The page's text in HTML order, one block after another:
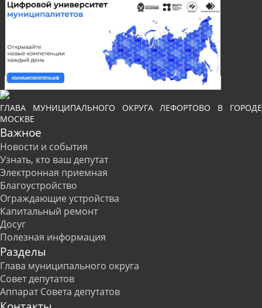
ГЛАВА МУНИЦИПАЛЬНОГО ОКРУГА ЛЕФОРТОВО В ГОРОДЕ
МОСКВЕ
Важное
Новости и события
Узнать, кто ваш депутат
Электронная приемная
Благоустройство
Ограждающие устройства
Капитальный ремонт
Досуг
Полезная информация
Разделы
Глава муниципального округа
Совет депутатов
Аппарат Совета депутатов